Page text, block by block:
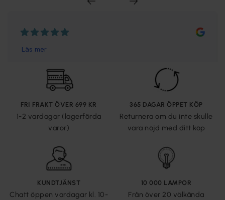
FRI FRAKT ÖVER 699 KR
1-2 vardagar (lagerförda
varor)
365 DAGAR ÖPPET KÖP
Returnera om du inte skulle
vara nöjd med ditt köp
KUNDTJÄNST
Chatt öppen vardagar kl. 10-
10 000 LAMPOR
Från över 20 välkända